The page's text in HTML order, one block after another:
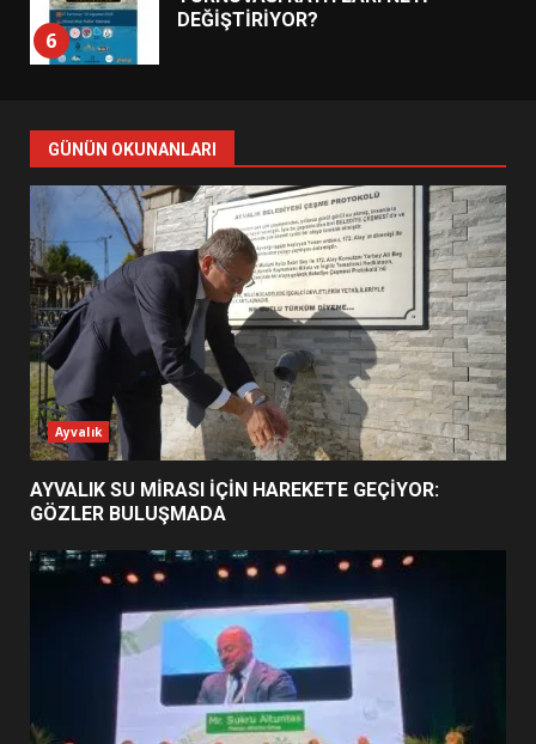
6
DEĞİŞTİRİYOR?
7
YENİ YÖNETİM NASIL
ŞEKİLLENDİ?
1
AYVALIK SU MİRASI İÇİN
HAREKETE GEÇİYOR: GÖZLER
BULUŞMADA
2
ESA 2026’DA TÜRK BAHARATI
NEYİ TEMSİL ETTİ?
EİB’DE KRİTİK ATAMA:
SÜRDÜRÜLEBİLİRLİKTE NE
DEĞİŞECEK?
EDREMİT’İN GURURU TÜRKİYE
GÜNÜN OKUNANLARI
Ayvalık
AYVALIK SU MİRASI İÇİN HAREKETE GEÇİYOR:
GÖZLER BULUŞMADA